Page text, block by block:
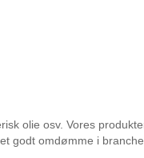
olie osv. Vores
godt omdømme i